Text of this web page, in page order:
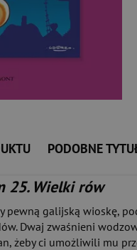
PODOBNE
25. Wielki rów
pewną galijską wioskę,
Dwaj zwaśnieni
żeby ci umożliwili mu